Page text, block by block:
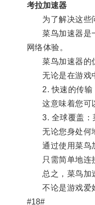
考拉加速器
为了解决这些问
菜鸟加速器是一
网络体验。
菜鸟加速器的优
无论是在游戏中
2. 快速的传输：
这意味着您可以
3. 全球覆盖：菜
无论您身处何地
通过使用菜鸟加
只需简单地连接
总之，菜鸟加速
不论是游戏爱好
#18#